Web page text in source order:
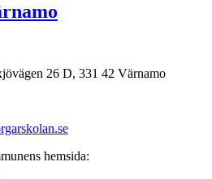
26 D, 331 42 Värnamo
hemsida: